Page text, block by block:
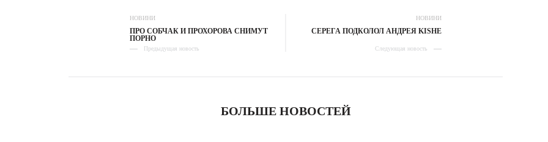
НОВИНИ
ПРО СОБЧАК И ПРОХОРОВА СНИМУТ
ПОРНО
Предыдущая новость
НОВИНИ
СЕРЕГА ПОДКОЛОЛ АНДРЕЯ KISHE
Следующая новость
БОЛЬШЕ НОВОСТЕЙ